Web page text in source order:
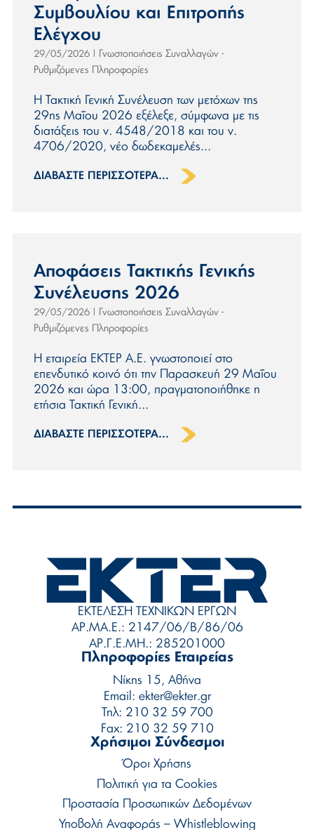
Συμβουλίου και Επιτροπής
Ελέγχου
29/05/2026|
Γνωστοποιήσεις Συναλλαγών -
Ρυθμιζόμενες Πληροφορίες
Η Τακτική Γενική Συνέλευση των μετόχων της
29ης Μαΐου 2026 εξέλεξε, σύμφωνα με τις
διατάξεις του ν. 4548/2018 και του ν.
4706/2020, νέο δωδεκαμελές...
ΔΙΑΒΆΣΤΕ ΠΕΡΙΣΣΌΤΕΡΑ...
Αποφάσεις Τακτικής Γενικής
Συνέλευσης 2026
29/05/2026|
Γνωστοποιήσεις Συναλλαγών -
Ρυθμιζόμενες Πληροφορίες
Η εταιρεία ΕΚΤΕΡ Α.Ε. γνωστοποιεί στο
επενδυτικό κοινό ότι την Παρασκευή 29 Μαΐου
2026 και ώρα 13:00, πραγματοποιήθηκε η
ετήσια Τακτική Γενική...
ΔΙΑΒΆΣΤΕ ΠΕΡΙΣΣΌΤΕΡΑ...
ΕΚΤΕΛΕΣΗ ΤΕΧΝΙΚΩΝ ΕΡΓΩΝ
ΑΡ.ΜΑ.Ε.: 2147/06/B/86/06
ΑΡ.Γ.Ε.ΜΗ.: 285201000
Πληροφορίες Εταιρείας
Νίκης 15, Αθήνα
Email: ekter@ekter.gr
Τηλ: 210 32 59 700
Fax: 210 32 59 710
Χρήσιμοι Σύνδεσμοι
Όροι Χρήσης
Πολιτική για τα Cookies
Προστασία Προσωπικών Δεδομένων
Υποβολή Αναφοράς – Whistleblowing